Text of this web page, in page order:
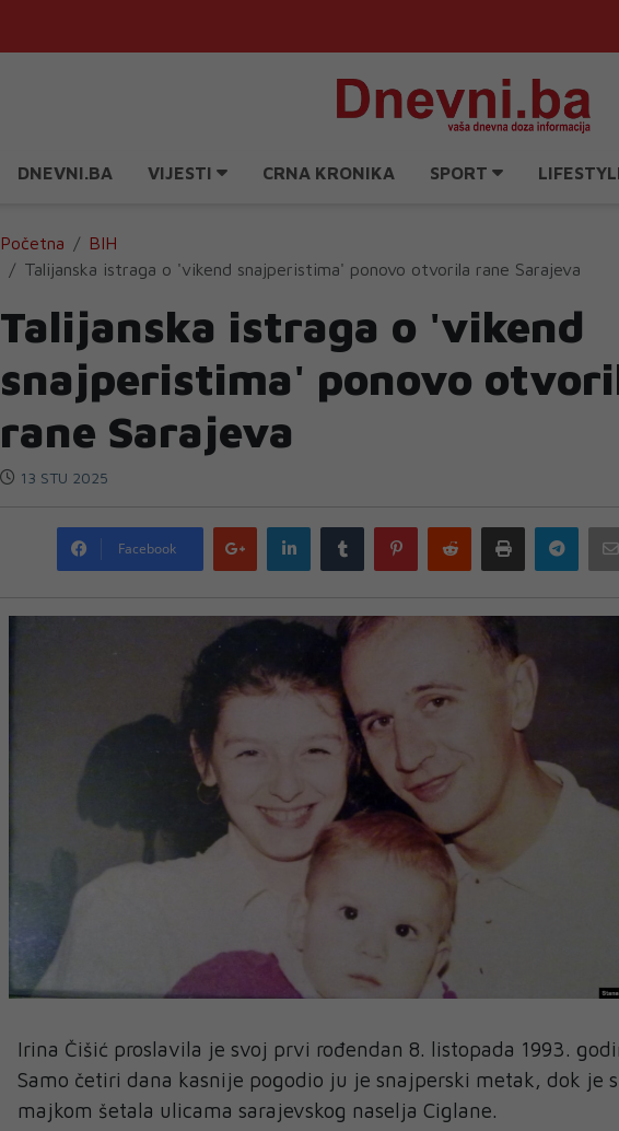
DNEVNI.BA VIJESTI CRNA KRONIKA SPORT
Početna
BIH
Talijanska istraga o 'vikend snajperistima' ponovo otvorila rane Sarajeva
Talijanska istraga o 'vikend
snajperistima' ponovo
rane Sarajeva
13 STU 2025
Facebook
Google
plus
LinkedIn Tumblr PinterestReddit Print
Irina Čišić proslavila je svoj prvi rođendan 8. listopada 1993.
Samo četiri dana kasnije pogodio ju je snajperski metak, dok je s
majkom šetala ulicama sarajevskog naselja Ciglane.